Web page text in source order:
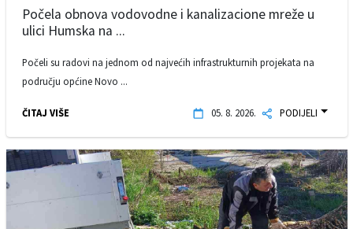
Počela obnova vodovodne i kanalizacione mreže u
ulici Humska na ...
Počeli su radovi na jednom od najvećih infrastrukturnih projekata na
području općine Novo ...
ČITAJ VIŠE 05. 8. 2026. PODIJELI